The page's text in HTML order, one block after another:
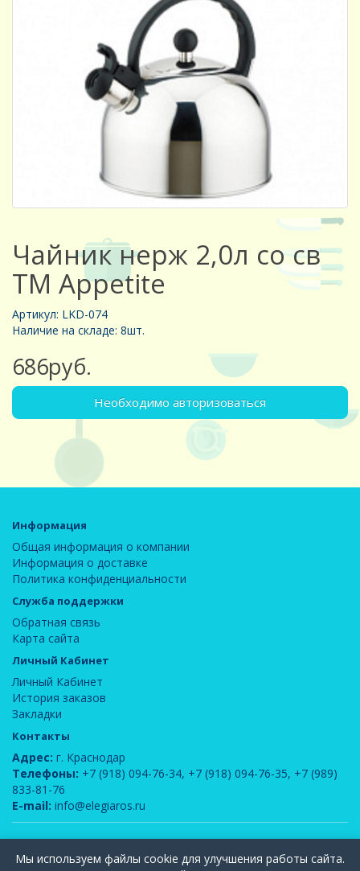
Чайник нерж 2,0л со св
TM Appetite
Артикул: LKD-074
Наличие на складе: 8шт.
686руб.
Необходимо авторизоваться
Информация
Общая информация о компании
Информация о доставке
Политика конфиденциальности
Служба поддержки
Обратная связь
Карта сайта
Личный Кабинет
Личный Кабинет
История заказов
Закладки
Контакты
Адрес: г. Краснодар
Телефоны: +7 (918) 094-76-34, +7 (918) 094-76-35, +7 (989)
833-81-76
E-mail: info@elegiaros.ru
Вся информация, содержащаяся на данном сайте, является интеллектуальной
Мы используем файлы cookie для улучшения работы сайта.